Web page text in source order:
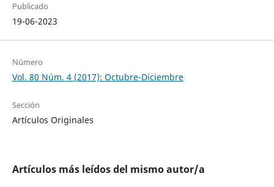
Publicado
19-06-2023
Número
Vol. 80 Núm. 4 (2017): Octubre-Diciembre
Sección
Artículos Originales
Artículos más leídos del mismo autor/a